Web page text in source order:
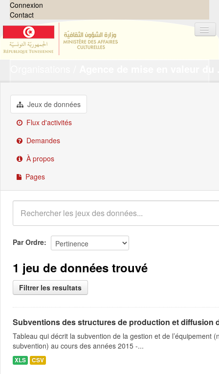
Connexion
Contact
Groupes
Demandes
À propos
Jeux de données
Flux d'activités
Demandes
À propos
Pages
Par Ordre
1 jeu de données trouvé
Filtrer les resultats
Subventions des structures de production et diffusion
Tableau qui décrit la subvention de la gestion et de
subvention) au cours des années 2015 -...
XLS CSV